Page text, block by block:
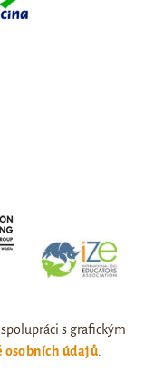
s grafickým
osobních údajů.